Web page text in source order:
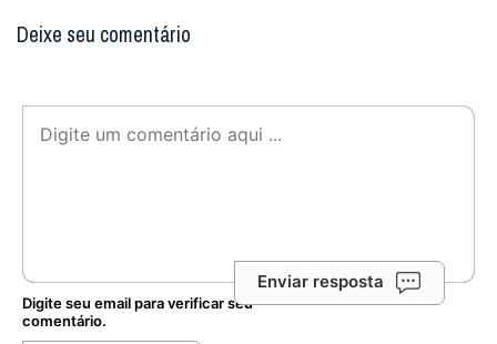
Deixe seu comentário
Enviar resposta
Digite seu email para verificar seu
comentário.